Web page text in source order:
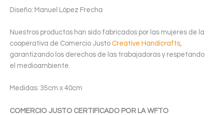
Diseño: Manuel López Frecha
Nuestros productos han sido fabricados por las mujeres de la
cooperativa de Comercio Justo Creative Handicrafts
garantizando los derechos de las trabajadoras y respetando
el medioambiente.
Medidas: 35cm x 40cm
COMERCIO JUSTO CERTIFICADO POR LA WFTO